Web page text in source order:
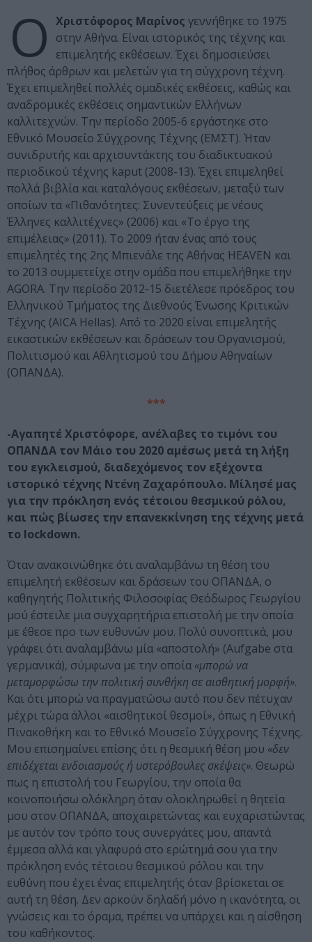
Ο Χριστόφορος Μαρίνος γεννήθηκε το 1975
στην Αθήνα. Είναι ιστορικός της τέχνης και
επιμελητής εκθέσεων. Έχει δημοσιεύσει
πλήθος άρθρων και μελετών για τη σύγχρονη τέχνη.
Έχει επιμεληθεί πολλές ομαδικές εκθέσεις, καθώς και
αναδρομικές εκθέσεις σημαντικών Ελλήνων
καλλιτεχνών. Την περίοδο 2005-6 εργάστηκε στο
Εθνικό Μουσείο Σύγχρονης Τέχνης (ΕΜΣΤ). Ήταν
συνιδρυτής και αρχισυντάκτης του διαδικτυακού
περιοδικού τέχνης kaput (2008-13). Έχει επιμεληθεί
πολλά βιβλία και καταλόγους εκθέσεων, μεταξύ των
οποίων τα «Πιθανότητες: Συνεντεύξεις με νέους
Έλληνες καλλιτέχνες» (2006) και «Το έργο της
επιμέλειας» (2011). Το 2009 ήταν ένας από τους
επιμελητές της 2ης Μπιενάλε της Αθήνας HEAVEN και
το 2013 συμμετείχε στην ομάδα που επιμελήθηκε την
AGORA. Την περίοδο 2012-15 διετέλεσε πρόεδρος του
Ελληνικού Τμήματος της Διεθνούς Ένωσης Κριτικών
Τέχνης (AICA Hellas). Από το 2020 είναι επιμελητής
εικαστικών εκθέσεων και δράσεων του Οργανισμού,
Πολιτισμού και Αθλητισμού του Δήμου Αθηναίων
(ΟΠΑΝΔΑ).
***
-Αγαπητέ Χριστόφορε, ανέλαβες το τιμόνι του
ΟΠΑΝΔΑ τον Μάιο του 2020 αμέσως μετά τη λήξη
του εγκλεισμού, διαδεχόμενος τον εξέχοντα
ιστορικό τέχνης Ντένη Ζαχαρόπουλο. Μίλησέ μας
για την πρόκληση ενός τέτοιου θεσμικού ρόλου,
και πώς βίωσες την επανεκκίνηση της τέχνης μετά
το lockdown.
Όταν ανακοινώθηκε ότι αναλαμβάνω τη θέση του
επιμελητή εκθέσεων και δράσεων του ΟΠΑΝΔΑ, ο
καθηγητής Πολιτικής Φιλοσοφίας Θεόδωρος Γεωργίου
μού έστειλε μια συγχαρητήρια επιστολή με την οποία
με έθεσε προ των ευθυνών μου. Πολύ συνοπτικά, μου
γράφει ότι αναλαμβάνω μία «αποστολή» (Aufgabe στα
γερμανικά), σύμφωνα με την οποία «μπορώ να
μεταμορφώσω την πολιτική συνθήκη σε αισθητική μορφή».
Και ότι μπορώ να πραγματώσω αυτό που δεν πέτυχαν
μέχρι τώρα άλλοι «αισθητικοί θεσμοί», όπως η Εθνική
Πινακοθήκη και το Εθνικό Μουσείο Σύγχρονης Τέχνης.
Μου επισημαίνει επίσης ότι η θεσμική θέση μου «δεν
επιδέχεται ενδοιασμούς ή υστερόβουλες σκέψεις». Θεωρώ
πως η επιστολή του Γεωργίου, την οποία θα
κοινοποιήσω ολόκληρη όταν ολοκληρωθεί η θητεία
μου στον ΟΠΑΝΔΑ, αποχαιρετώντας και ευχαριστώντας
με αυτόν τον τρόπο τους συνεργάτες μου, απαντά
έμμεσα αλλά και γλαφυρά στο ερώτημά σου για την
πρόκληση ενός τέτοιου θεσμικού ρόλου και την
ευθύνη που έχει ένας επιμελητής όταν βρίσκεται σε
αυτή τη θέση. Δεν αρκούν δηλαδή μόνο η ικανότητα, οι
γνώσεις και το όραμα, πρέπει να υπάρχει και η αίσθηση
του καθήκοντος.